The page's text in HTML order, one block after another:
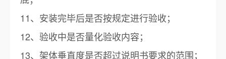
11、安装完毕后是否按规定进行验收；
12、验收中是否量化验收内容；
13、架体垂直度是否超过说明书要求的范围；